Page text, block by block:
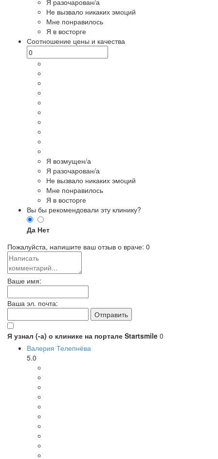
Не вызвало никаких эмоций
Мне понравилось
Я в восторге
Соотношение цены и качества
Я возмущен/а
Я разочарован/а
Не вызвало никаких эмоций
Мне понравилось
Я в восторге
Вы бы рекомендовали эту клинику?
Да Нет
Пожалуйста, напишите ваш отзыв о враче: 0
Ваше имя:
Ваша эл. почта:
Я узнал (-а) о клинике на портале Startsmile 0
Валерия Телепнёва
5.0